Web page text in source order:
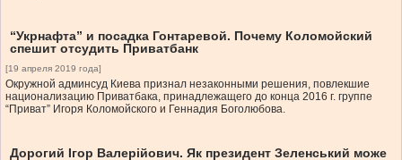
“Укрнафта” и посадка Гонтаревой. Почему Коломойский
спешит отсудить Приватбанк
[19 апреля 2019 года]
Окружной админсуд Киева признал незаконными решения, повлекшие
национализацию Приватбака, принадлежащего до конца 2016 г. группе
“Приват” Игоря Коломойского и Геннадия Боголюбова.
Дорогий Ігор Валерійович. Як президент Зеленський може